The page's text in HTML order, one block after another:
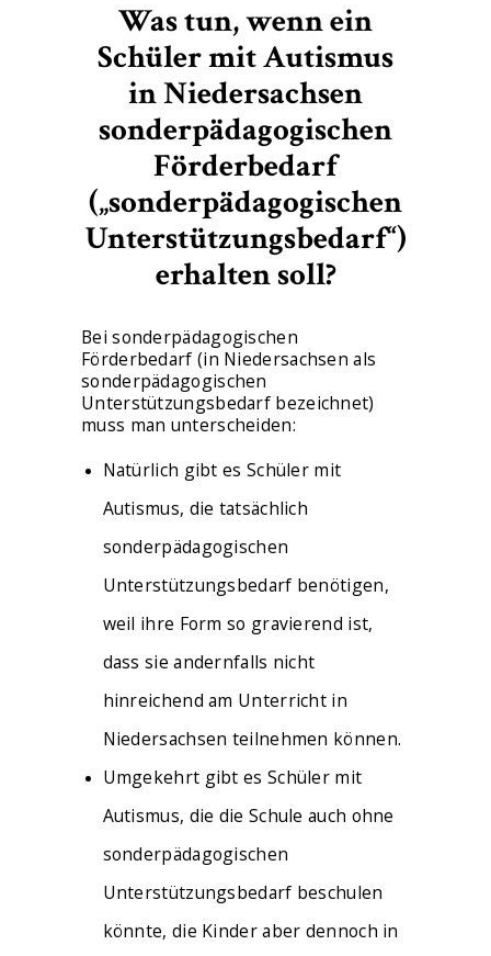
Was tun, wenn ein
Schüler mit Autismus
in Niedersachsen
sonderpädagogischen
Förderbedarf
(„sonderpädagogischen
Unterstützungsbedarf“)
erhalten soll?
Bei sonderpädagogischen
Förderbedarf (in Niedersachsen als
sonderpädagogischen
Unterstützungsbedarf bezeichnet)
muss man unterscheiden:
Natürlich gibt es Schüler mit
Autismus, die tatsächlich
sonderpädagogischen
Unterstützungsbedarf benötigen,
weil ihre Form so gravierend ist,
dass sie andernfalls nicht
hinreichend am Unterricht in
Niedersachsen teilnehmen können.
Umgekehrt gibt es Schüler mit
Autismus, die die Schule auch ohne
sonderpädagogischen
Unterstützungsbedarf beschulen
könnte, die Kinder aber dennoch in